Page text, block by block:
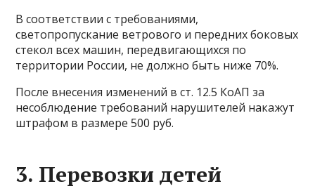
В соответствии с требованиями,
светопропускание ветрового и передних боковых
стекол всех машин, передвигающихся по
территории России, не должно быть ниже 70%.
После внесения изменений в ст. 12.5 КоАП за
несоблюдение требований нарушителей накажут
штрафом в размере 500 руб.
3. Перевозки детей